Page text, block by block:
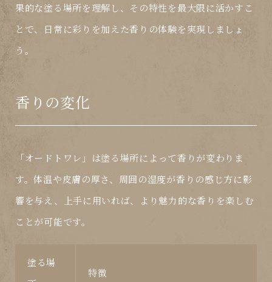
果的な塗る場所を理解し、その特性を最大限に活かすこ
とで、日常に彩りを加えた香りの体験を実現しましょ
う。
香りの変化
「オードトワレ 」は塗る場所によって香りが変わりま
す。体温や皮膚の厚さ、周囲の湿度が香りの感じ方に影
響を与え、上手に用いれば、より魅力的な香りを楽しむ
ことが可能です。
塗る場
特徴